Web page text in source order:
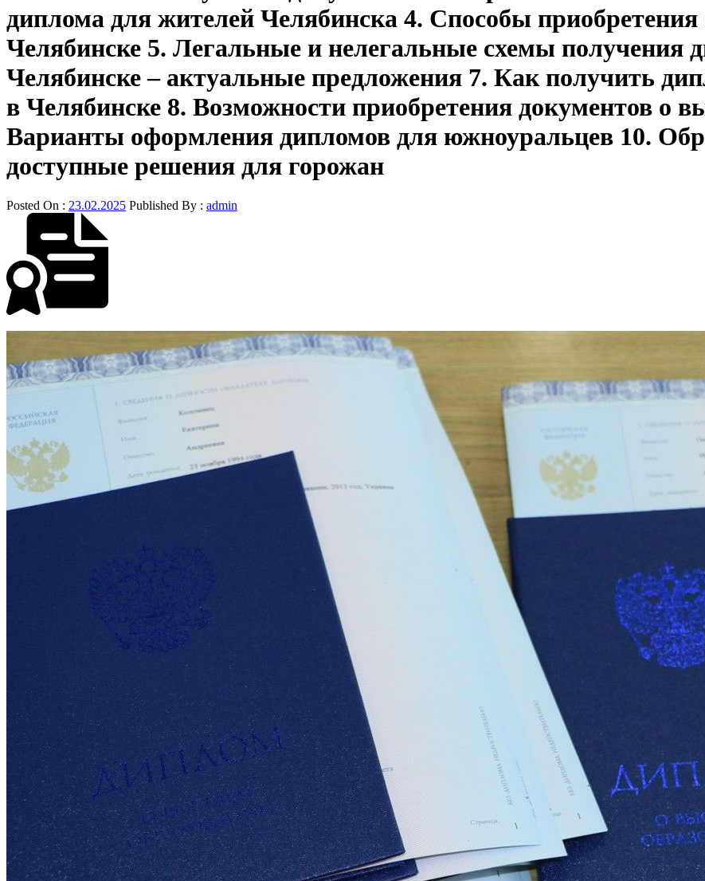
диплома для жителей Челябинска 4. Способы
Челябинске 5. Легальные и нелегальные схемы получения
Челябинске – актуальные предложения 7. Как получить
в Челябинске 8. Возможности приобретения документов о
Варианты оформления дипломов для южноуральцев 10.
доступные решения для горожан
Posted On : 23.02.2025 Published By : admin